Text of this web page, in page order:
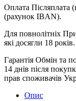
Оплата Післяплата
(рахунок IBAN).
Для повнолітніх
які досягли 18 років.
Гарантія Обмін та
14 днів після
прав споживачів
Опис